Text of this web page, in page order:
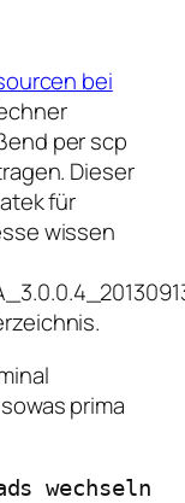
bei
per scp
Dieser
für
wissen
prima
wechseln